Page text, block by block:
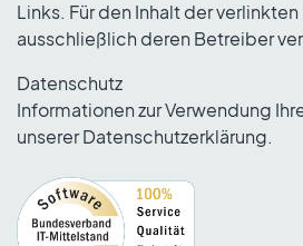
Links. Für den Inhalt der
ausschließlich deren Betreiber
Datenschutz
Informationen zur Verwendung
unserer Datenschutzerklärung.